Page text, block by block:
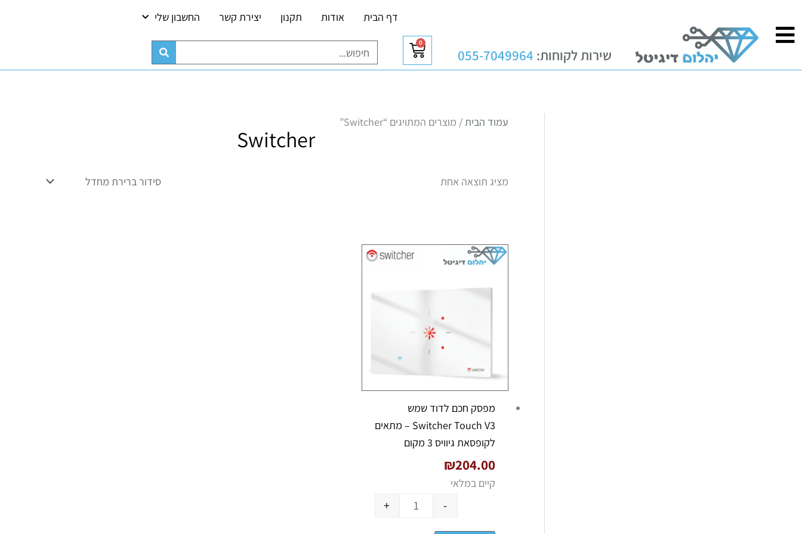
לתוכן
שירות לקוחות: 055-7049964
0
עגלת
קניות
דף הבית אודות תקנון יצירת קשר החשבון שלי
חיפוש
עמוד הבית/ מוצרים המתויגים “Switcher”
Switcher
מציג תוצאה אחת
מפסק חכם לדוד שמש
Switcher Touch V3 – מתאים
לקופסאת גיוויס 3 מקום
₪204.00
קיים במלאי
כמות של מפסק חכם לדוד שמש Switcher Touch V3 - מתאים לקופסאת גיוויס 3 מקום
-
+